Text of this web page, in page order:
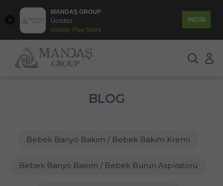
MANDAŞ GROUP
Ücretsiz
Google Play Store
İNDİR
BLOG
Bebek Banyo Bakım / Bebek Bakım Kremi
Bebek Banyo Bakım / Bebek Burun Aspiratörü